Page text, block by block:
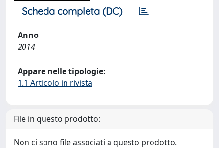
Scheda completa (DC)
Anno
2014
Appare nelle tipologie:
1.1 Articolo in rivista
File in questo prodotto:
Non ci sono file associati a questo prodotto.